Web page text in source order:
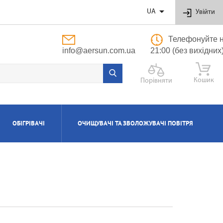
UA  Увійти
info@aersun.com.ua
Телефонуйте
21:00 (без
Порівняти Кошик
ОБІГРІВАЧІ ОЧИЩУВАЧІ ТА ЗВОЛОЖУВАЧІ ПОВІТРЯ